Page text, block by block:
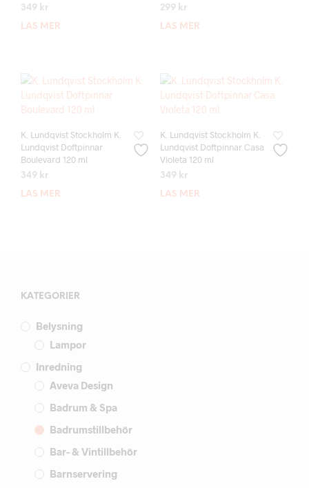
349 kr
LÄS MER
299 kr
LÄS MER
K. Lundqvist Stockholm K.
Lundqvist Doftpinnar
Boulevard 120 ml
349 kr
LÄS MER
K. Lundqvist Stockholm K.
Lundqvist Doftpinnar Casa
Violeta 120 ml
349 kr
LÄS MER
KATEGORIER
Belysning
Lampor
Inredning
Aveva Design
Badrum & Spa
Badrumstillbehör
Bar- & Vintillbehör
Barnservering